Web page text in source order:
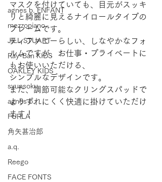
agnes b. ENFANT
mezzopiano
JILL STUART
Ray-Ban KIDS
OAKLEY KIDS
syunsoku
agnes b.
FURLA
角矢甚治郎
a.q.
Reego
FACE FONTS
マスクを付けていても、目元がスッキ
リと綺麗に見えるナイロールタイプの
フレームです。
ティファニーらしい、しなやかなフォ
ルムですが、お仕事・プライベートに
もお使いいただける、
シンプルなデザインです。
また、調節可能なクリングスパッドで
よりずれにくく快適に掛けていただけ
ます！